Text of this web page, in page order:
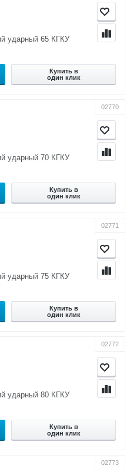
ударный 65 КГКУ
Купить в
один клик
02770
ударный 70 КГКУ
Купить в
один клик
02771
ударный 75 КГКУ
Купить в
один клик
02772
ударный 80 КГКУ
Купить в
один клик
02773